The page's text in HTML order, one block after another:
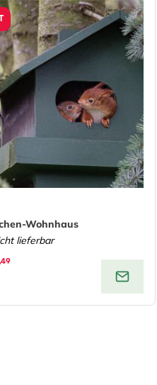
Wohnhaus
lieferbar
,49